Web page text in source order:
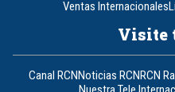
Ventas Internacionales
Visite
Canal RCNNoticias RCNRCN